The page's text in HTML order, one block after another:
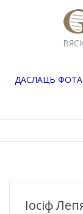
ДАСЛАЦЬ ФОТА
меню
Іосіф